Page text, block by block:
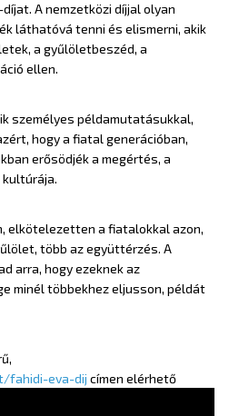
A nemzetközi díjjal olyan
láthatóvá tenni és elismerni, akik
a gyűlöletbeszéd, a
ellen.
személyes példamutatásukkal,
hogy a fiatal generációban,
erősödjék a megértés, a
elkötelezetten a fiatalokkal azon,
több az együttérzés. A
arra, hogy ezeknek az
minél többekhez eljusson, példát
fahidi-eva-dij címen elérhető
perc alatt kitölthető űrlappal